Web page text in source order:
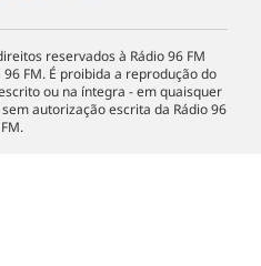
reservados à Rádio 96 FM
FM. É proibida a reprodução do
ou na íntegra - em quaisquer
autorização escrita da Rádio 96
FM.